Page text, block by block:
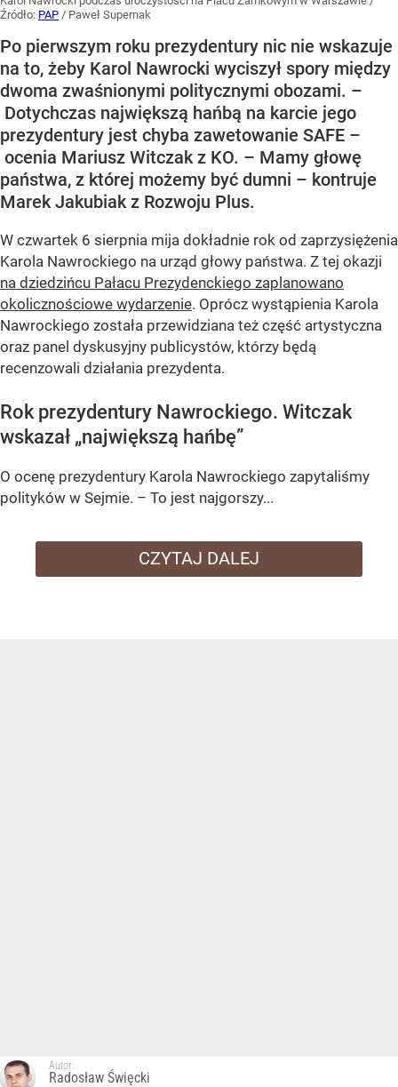
Źródło: PAP / Paweł Supernak
Po pierwszym roku prezydentury nic nie wskazuje
na to, żeby Karol Nawrocki wyciszył spory między
dwoma zwaśnionymi politycznymi obozami. –
Dotychczas największą hańbą na karcie jego
prezydentury jest chyba zawetowanie SAFE –
ocenia Mariusz Witczak z KO. – Mamy głowę
państwa, z której możemy być dumni – kontruje
Marek Jakubiak z Rozwoju Plus.
W czwartek 6 sierpnia mija dokładnie rok od zaprzysiężenia
Karola Nawrockiego na urząd głowy państwa. Z tej okazji
na dziedzińcu Pałacu Prezydenckiego zaplanowano
okolicznościowe wydarzenie. Oprócz wystąpienia Karola
Nawrockiego została przewidziana też część artystyczna
oraz panel dyskusyjny publicystów, którzy będą
recenzowali działania prezydenta.
Rok prezydentury Nawrockiego. Witczak
wskazał „największą hańbę”
O ocenę prezydentury Karola Nawrockiego zapytaliśmy
polityków w Sejmie. – To jest najgorszy...
CZYTAJ DALEJ
Autor:
Radosław Święcki